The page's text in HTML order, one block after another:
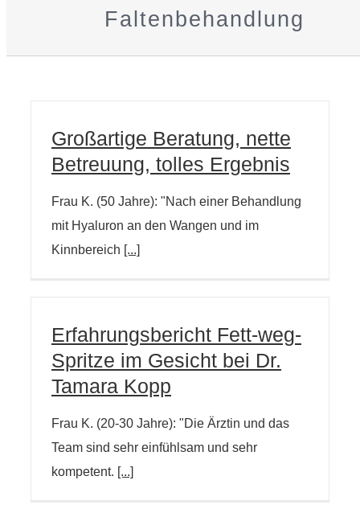
Faltenbehandlung
Großartige Beratung, nette
Betreuung, tolles Ergebnis
Frau K. (50 Jahre): "Nach einer Behandlung
mit Hyaluron an den Wangen und im
Kinnbereich [...]
Erfahrungsbericht Fett-weg-
Spritze im Gesicht bei Dr.
Tamara Kopp
Frau K. (20-30 Jahre): "Die Ärztin und das
Team sind sehr einfühlsam und sehr
kompetent. [...]